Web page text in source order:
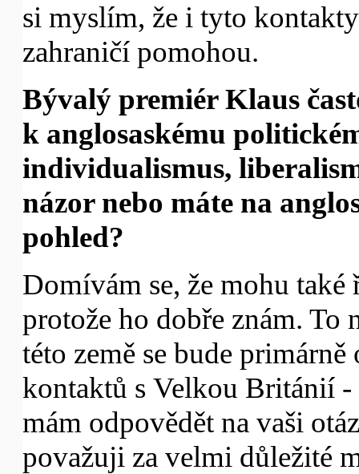
si myslím, že i tyto
zahraničí pomohou.
Bývalý premiér Klaus
k anglosaskému
individualismus,
názor nebo máte na
pohled?
Domívám se, že mohu také
protože ho dobře znám. To
této země se bude
kontaktů s Velkou Británií
mám odpovědět na vaši
považuji za velmi důležité